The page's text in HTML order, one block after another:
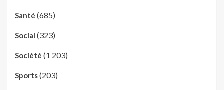
Santé (685)
Social (323)
Société (1 203)
Sports(203)